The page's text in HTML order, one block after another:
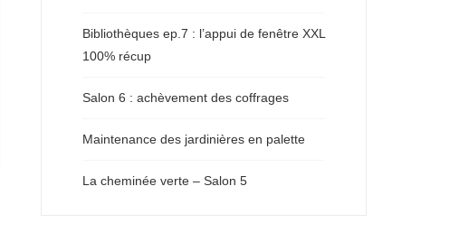
Bibliothèques ep.7 : l’appui de fenêtre XXL
100% récup
Salon 6 : achèvement des coffrages
Maintenance des jardinières en palette
La cheminée verte – Salon 5